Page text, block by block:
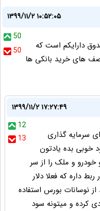
۱۳۹۹/۱۱/۲ ۱۰:۵۲:۰۵
50
50
دارایکم است که
این صف های خرید بانکی ها
۱۳۹۹/۱۱/۲ ۱۷:۲۷:۴۹
12
13
سرمایه گذاری
بده یادتون
خودرو و ملک را از سر
داره که فعلا دلار
از نوسانات بورس استفاده
کرده و میتونه سود